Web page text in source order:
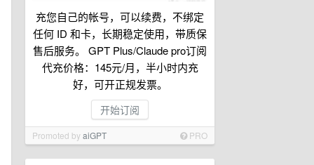
充您自己的帐号，可以续费，不绑定
任何 ID 和卡，长期稳定使用，带质保
售后服务。 GPT Plus/Claude pro订阅
代充价格：145元/月，半小时内充
好，可开正规发票。
开始订阅
Promoted byaiGPT PRO